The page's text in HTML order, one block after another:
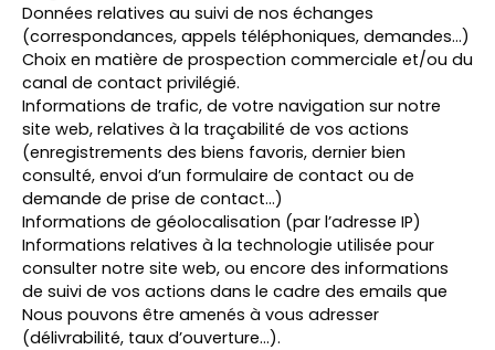
Données relatives au suivi de nos échanges
(correspondances, appels téléphoniques, demandes…)
Choix en matière de prospection commerciale et/ou du
canal de contact privilégié.
Informations de trafic, de votre navigation sur notre
site web, relatives à la traçabilité de vos actions
(enregistrements des biens favoris, dernier bien
consulté, envoi d’un formulaire de contact ou de
demande de prise de contact…)
Informations de géolocalisation (par l’adresse IP)
Informations relatives à la technologie utilisée pour
consulter notre site web, ou encore des informations
de suivi de vos actions dans le cadre des emails que
Nous pouvons être amenés à vous adresser
(délivrabilité, taux d’ouverture…).